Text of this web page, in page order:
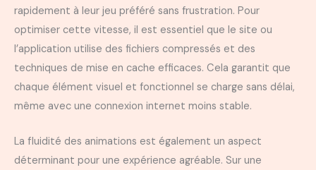
rapidement à leur jeu préféré sans frustration. Pour
optimiser cette vitesse, il est essentiel que le site ou
l’application utilise des fichiers compressés et des
techniques de mise en cache efficaces. Cela garantit que
chaque élément visuel et fonctionnel se charge sans délai,
même avec une connexion internet moins stable.
La fluidité des animations est également un aspect
déterminant pour une expérience agréable. Sur une